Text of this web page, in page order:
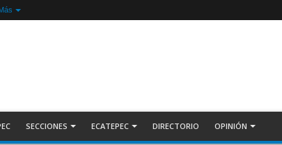
SECCIONES ECATEPEC DIRECTORIO OPINIÓN